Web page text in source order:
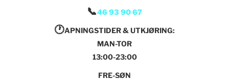
📞46 93 90 67
🕐APNINGSTIDER & UTKJØRING:
MAN-TOR
13:00-23:00
FRE-SØN